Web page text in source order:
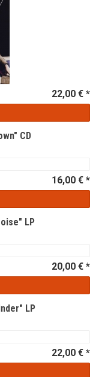
22,00 € *
CD
16,00 € *
LP
20,00 € *
LP
22,00 € *